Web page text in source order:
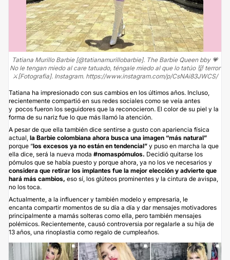
Tatiana Murillo Barbie [@tatianamurillobarbie]. The Barbie Queen bby 💗
No le tengan miedo al care tatuado, téngale miedo al que lo tatúo 👹 terror
⚔️[Fotografia]. Instagram. https://www.instagram.com/p/CsNAi83JWCS/
Tatiana ha impresionado con sus cambios en los últimos años. Incluso,
recientemente compartió en sus redes sociales como se veía antes
y pocos fueron los seguidores que la reconocieron. El color de su piel y la
forma de su nariz fue lo que más llamó la atención.
A pesar de que ella también dice sentirse a gusto con apariencia física
actual, la Barbie colombiana ahora busca una imagen “más natural”
porque “los excesos ya no están en tendencial” y puso en marcha la que
ella dice, será la nueva moda #nomaspómulos. Decidió quitarse los
pómulos que se había puesto y porque ahora, ya no los ve necesarios y
considera que retirar los implantes fue la mejor elección y advierte que
hará más cambios, eso sí, los glúteos prominentes y la cintura de avispa,
no los toca.
Actualmente, a la influencer y también modelo y empresaria, le
encanta compartir momentos de su día a día y dar mensajes motivadores
principalmente a mamás solteras como ella, pero también mensajes
polémicos. Recientemente, causó controversia por regalarle a su hija de
13 años, una rinoplastia como regalo de cumpleaños.